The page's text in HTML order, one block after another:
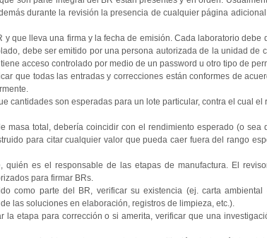
durante la revisión la presencia de cualquier página
que lleva una firma y la fecha de emisión. Cada laboratorio debe
debe ser emitido por una persona autorizada de la unidad de
acceso controlado por medio de un password u otro tipo de
que todas las entradas y correcciones están conformes de
cantidades son esperadas para un lote particular, contra el cual el
masa total, debería coincidir con el rendimiento esperado (o sea
para citar cualquier valor que pueda caer fuera del rango
es el responsable de las etapas de manufactura. El
para firmar BRs.
como parte del BR, verificar su existencia (ej. carta
las soluciones en elaboración, registros de limpieza, etc.).
etapa para corrección o si amerita, verificar que una